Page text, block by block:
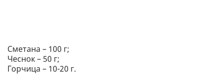
Сметана – 100 г;
Чеснок – 50 г;
Горчица – 10-20 г.